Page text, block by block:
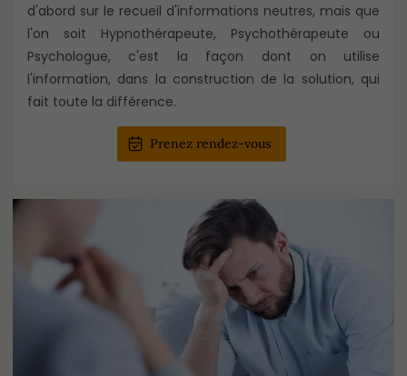
d'abord sur le recueil d'informations neutres, mais que
l'on soit Hypnothérapeute, Psychothérapeute ou
Psychologue, c'est la façon dont on utilise
l'information, dans la construction de la solution, qui
fait toute la différence.
Prenez rendez-vous